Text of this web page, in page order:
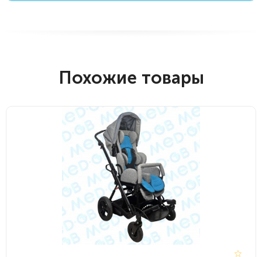
Похожие товары